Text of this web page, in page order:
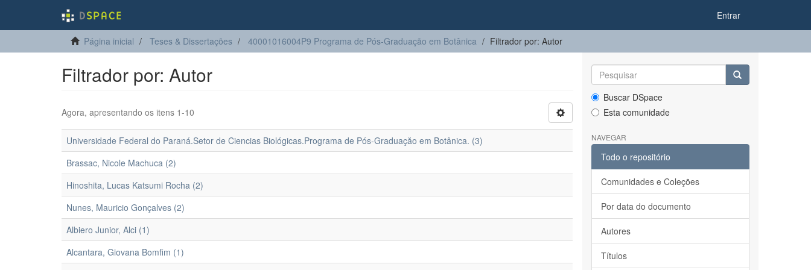
Entrar
Página inicial Teses & Dissertações 40001016004P9 Programa de Pós-Graduação em Botânica Filtrador por: Autor
Filtrador por: Autor
Agora, apresentando os itens 1-10
Universidade Federal do Paraná.Setor de Ciencias Biológicas.Programa de Pós-Graduaçăo em Botânica. (3)
Brassac, Nicole Machuca (2)
Hinoshita, Lucas Katsumi Rocha (2)
Nunes, Mauricio Gonçalves (2)
Albiero Junior, Alci (1)
Alcantara, Giovana Bomfim (1)
Buscar DSpace
Esta comunidade
NAVEGAR
Todo o repositório
Comunidades e Coleções
Por data do documento
Autores
Títulos